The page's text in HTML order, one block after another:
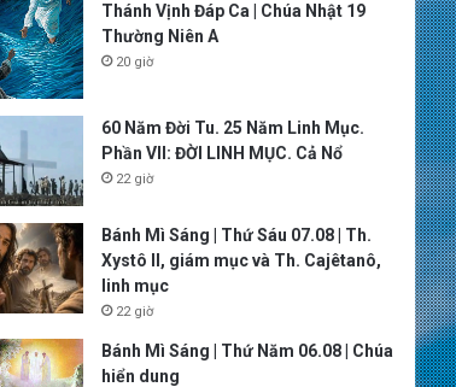
Thánh Vịnh Đáp Ca | Chúa Nhật 19
Thường Niên A
20 giờ
60 Năm Đời Tu. 25 Năm Linh Mục.
Phần VII: ĐỜI LINH MỤC. Cả Nổ
22 giờ
Bánh Mì Sáng | Thứ Sáu 07.08 | Th.
Xystô II, giám mục và Th. Cajêtanô,
linh mục
22 giờ
Bánh Mì Sáng | Thứ Năm 06.08 | Chúa
hiển dung